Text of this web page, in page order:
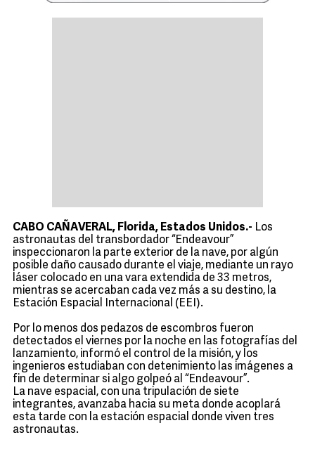
CABO CAÑAVERAL, Florida, Estados Unidos.- Los
astronautas del transbordador “Endeavour”
inspeccionaron la parte exterior de la nave, por algún
posible daño causado durante el viaje, mediante un rayo
láser colocado en una vara extendida de 33 metros,
mientras se acercaban cada vez más a su destino, la
Estación Espacial Internacional (EEI).
Por lo menos dos pedazos de escombros fueron
detectados el viernes por la noche en las fotografías del
lanzamiento, informó el control de la misión, y los
ingenieros estudiaban con detenimiento las imágenes a
fin de determinar si algo golpeó al “Endeavour”.
La nave espacial, con una tripulación de siete
integrantes, avanzaba hacia su meta donde acoplará
esta tarde con la estación espacial donde viven tres
astronautas.